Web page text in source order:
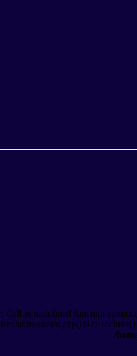
Call to undefined function
szotar.php(892):
/